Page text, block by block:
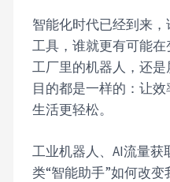
智能化时代已经到来
工具，谁就更有可能
工厂里的机器人，还
目的都是一样的：让
生活更轻松。
工业机器人、AI流量获
类“智能助手”如何改